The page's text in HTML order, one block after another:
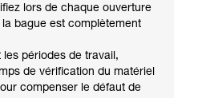
lors de chaque ouverture
bague est complètement
les périodes de travail,
de vérification du matériel
compenser le défaut de